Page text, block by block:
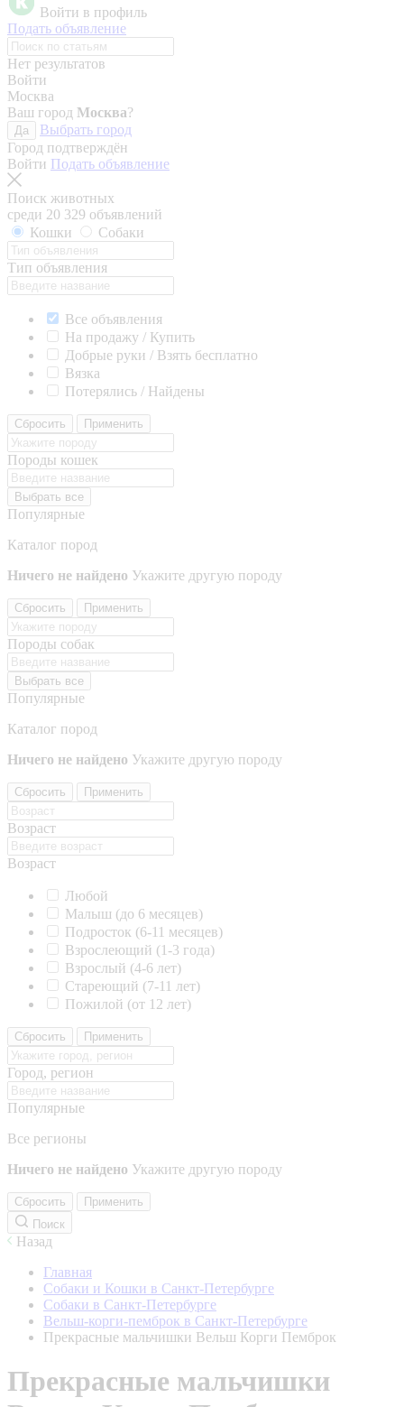
Войти в профиль
Подать объявление
Нет результатов
Войти
Москва
Ваш город Москва?
Да
Выбрать город
Город подтверждён
Войти Подать объявление
Поиск животных
среди 20 329 объявлений
Кошки
Собаки
Тип объявления
Все объявления
На продажу / Купить
Добрые руки / Взять бесплатно
Вязка
Потерялись / Найдены
Сбросить Применить
Породы кошек
Выбрать все
Популярные
Каталог пород
Ничего не найдено Укажите другую породу
Сбросить Применить
Породы собак
Выбрать все
Популярные
Каталог пород
Ничего не найдено Укажите другую породу
Сбросить Применить
Возраст
Возраст
Любой
Малыш (до 6 месяцев)
Подросток (6-11 месяцев)
Взрослеющий (1-3 года)
Взрослый (4-6 лет)
Стареющий (7-11 лет)
Пожилой (от 12 лет)
Сбросить Применить
Город, регион
Популярные
Все регионы
Ничего не найдено Укажите другую породу
Сбросить
Применить
Поиск
Назад
Главная
Собаки и Кошки в Санкт-Петербурге
Собаки в Санкт-Петербурге
Вельш-корги-пемброк в Санкт-Петербурге
Прекрасные мальчишки Вельш Корги Пемброк
Прекрасные мальчишки